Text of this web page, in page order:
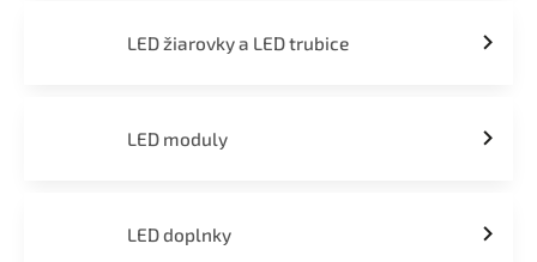
LED žiarovky a LED trubice
LED moduly
LED doplnky